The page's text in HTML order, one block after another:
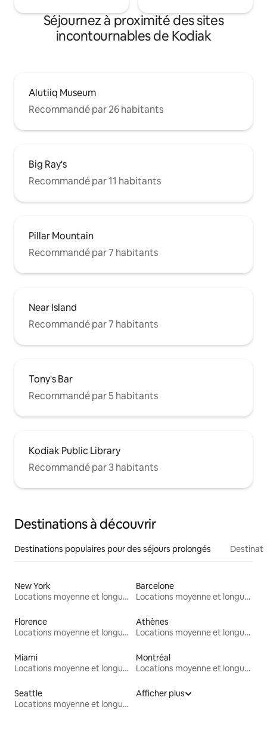
Séjournez à proximité des sites
incontournables de Kodiak
Alutiiq Museum
Recommandé par 26 habitants
Big Ray's
Recommandé par 11 habitants
Pillar Mountain
Recommandé par 7 habitants
Near Island
Recommandé par 7 habitants
Tony's Bar
Recommandé par 5 habitants
Kodiak Public Library
Recommandé par 3 habitants
Destinations à découvrir
Destinations populaires pour des séjours prolongés
New York
Locations moyenne et longue durée
Barcelone
Locations moyenne et longue durée
Florence
Locations moyenne et longue durée
Athènes
Locations moyenne et longue durée
Miami
Locations moyenne et longue durée
Montréal
Locations moyenne et longue durée
Seattle
Locations moyenne et longue durée
Afficher plus